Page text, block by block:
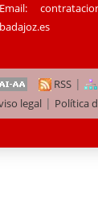
Email:
badajoz.es
RSS |
legal| Política